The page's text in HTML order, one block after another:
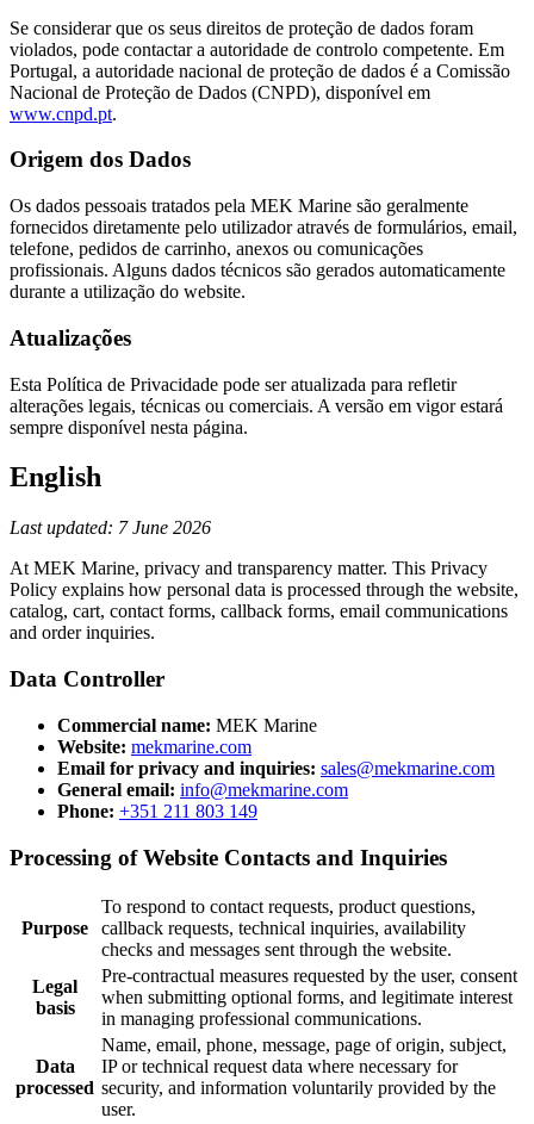
Se considerar que os seus direitos de proteção de dados foram
violados, pode contactar a autoridade de controlo competente. Em
Portugal, a autoridade nacional de proteção de dados é a Comissão
Nacional de Proteção de Dados (CNPD), disponível em
www.cnpd.pt.
Origem dos Dados
Os dados pessoais tratados pela MEK Marine são geralmente
fornecidos diretamente pelo utilizador através de formulários, email,
telefone, pedidos de carrinho, anexos ou comunicações
profissionais. Alguns dados técnicos são gerados automaticamente
durante a utilização do website.
Atualizações
Esta Política de Privacidade pode ser atualizada para refletir
alterações legais, técnicas ou comerciais. A versão em vigor estará
sempre disponível nesta página.
English
Last updated: 7 June 2026
At MEK Marine, privacy and transparency matter. This Privacy
Policy explains how personal data is processed through the website,
catalog, cart, contact forms, callback forms, email communications
and order inquiries.
Data Controller
Commercial name: MEK Marine
Website: mekmarine.com
Email for privacy and inquiries: sales@mekmarine.com
General email: info@mekmarine.com
Phone: +351 211 803 149
Processing of Website Contacts and Inquiries
Purpose
To respond to contact requests, product questions,
callback requests, technical inquiries, availability
checks and messages sent through the website.
Legal
basis
Pre-contractual measures requested by the user, consent
when submitting optional forms, and legitimate interest
in managing professional communications.
Data
processed
Name, email, phone, message, page of origin, subject,
IP or technical request data where necessary for
security, and information voluntarily provided by the
user.